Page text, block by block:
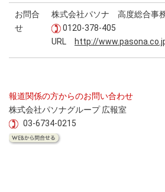
お問合
せ
株式会社パソナ 高度総合事
0120-378-405
URL
http://
報道関係の方からのお問い合わせ
株式会社パソナグループ 広報室
03-6734-0215